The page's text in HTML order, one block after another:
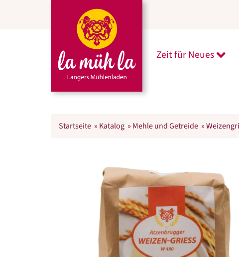
Zeit für Neues
Startseite » Katalog » Mehle und Getreide »